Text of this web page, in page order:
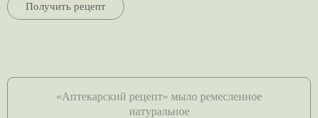
Получить рецепт
«Аптекарский рецепт» мыло ремесленное
натуральное